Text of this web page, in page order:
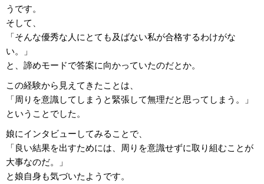
うです。
そして、
「そんな優秀な人にとても及ばない私が合格するわけがな
い。」
と、諦めモードで答案に向かっていたのだとか。
この経験から見えてきたことは、
「周りを意識してしまうと緊張して無理だと思ってしまう。」
ということでした。
娘にインタビューしてみることで、
「良い結果を出すためには、周りを意識せずに取り組むことが
大事なのだ。」
と娘自身も気づいたようです。